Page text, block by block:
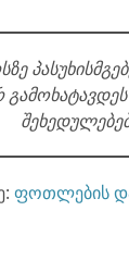
ფოთლების